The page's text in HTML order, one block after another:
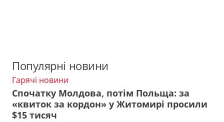
Популярні новини
Гарячі новини
Спочатку Молдова, потім Польща: за
«квиток за кордон» у Житомирі просили
$15 тисяч